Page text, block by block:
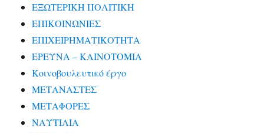
ΕΞΩΤΕΡΙΚΗ ΠΟΛΙΤΙΚΗ
ΕΠΙΚΟΙΝΩΝΙΕΣ
ΕΠΙΧΕΙΡΗΜΑΤΙΚΟΤΗΤΑ
ΕΡΕΥΝΑ – ΚΑΙΝΟΤΟΜΙΑ
Κοινοβουλευτικό έργο
ΜΕΤΑΝΑΣΤΕΣ
ΜΕΤΑΦΟΡΕΣ
ΝΑΥΤΙΛΙΑ